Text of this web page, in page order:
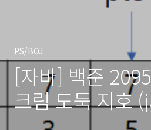
PS/BOJ
[자바] 백준
크림 도둑 지호